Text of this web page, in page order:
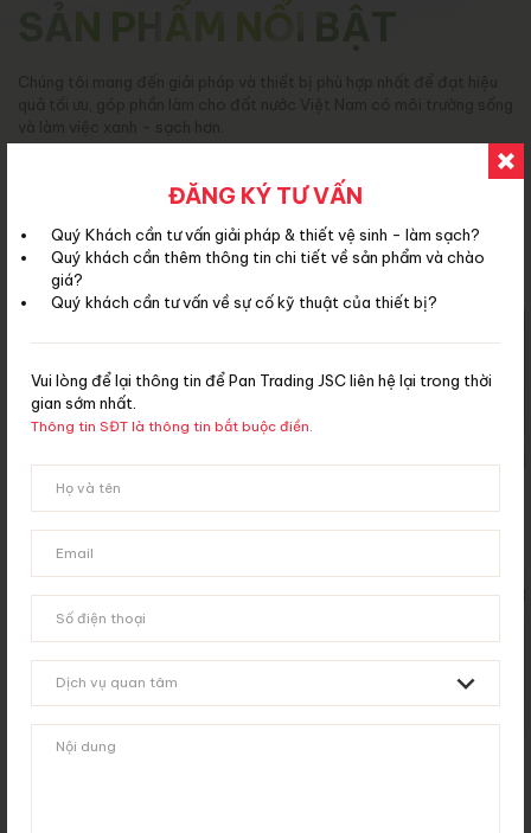
SẢN PHẨM NỔI BẬT
LR-11 TP2
LR-14 TP2
MÁY GIẶT Y TẾ IPSO IMB700 MÁY GIẶT Y TẾ IPSO
ĐĂNG KÝ TƯ VẤN
Quý Khách cần tư vấn giải pháp & thiết vệ sinh - làm sạch?
Quý khách cần thêm thông tin chi tiết về sản phẩm và chào
giá?
Quý khách cần tư vấn về sự cố kỹ thuật của thiết bị?
Vui lòng để lại thông tin để Pan Trading JSC liên hệ lại trong thời
gian sớm nhất.
Thông tin SĐT là thông tin bắt buộc điền.